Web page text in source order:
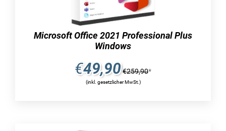
und beeindruckende Präsentationen
gestalten, um Informationen ansprechend
zu präsentieren.
Mit OneNote können Sie Informationen
übersichtlich und gründlich erfassen,
ähnlich eines digitalen Notizbuchs.
Microsoft Office 2021 Professional Plus
Windows
€49,90€259,90*
(inkl. gesetzlicher MwSt.)